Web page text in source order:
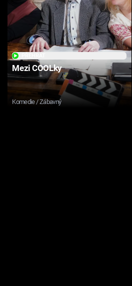
Mezi COOLky
Komedie / Zábavný